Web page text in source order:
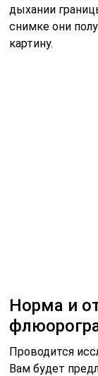
дыхании
снимке они
картину.
Норма и
Проводится
Вам будет